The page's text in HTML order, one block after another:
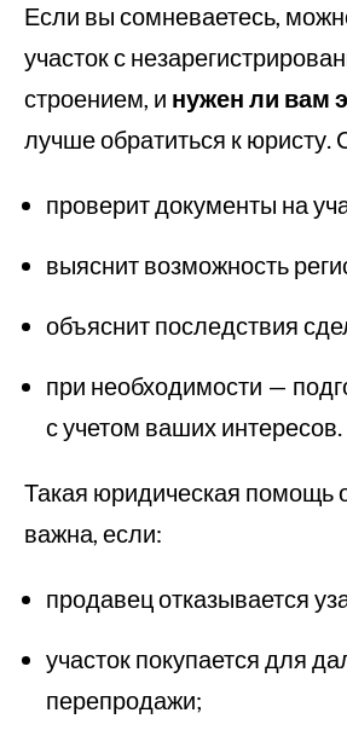
Если вы сомневаетесь,
участок с
строением, и нужен ли вам
лучше обратиться к юристу.
проверит документы на
выяснит возможность
объяснит последствия
при необходимости —
с учетом ваших интересов.
Такая юридическая помощь
важна, если:
продавец отказывается
участок покупается для
перепродажи;